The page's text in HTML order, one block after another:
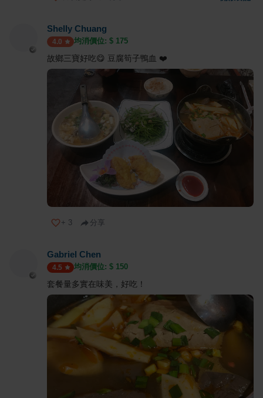
Shelly Chuang
4.0 均消價位: $ 175
故鄉三寶好吃😋 豆腐筍子鴨血 ❤️
+ 3 分享
Gabriel Chen
4.5 均消價位: $ 150
套餐量多實在味美，好吃！